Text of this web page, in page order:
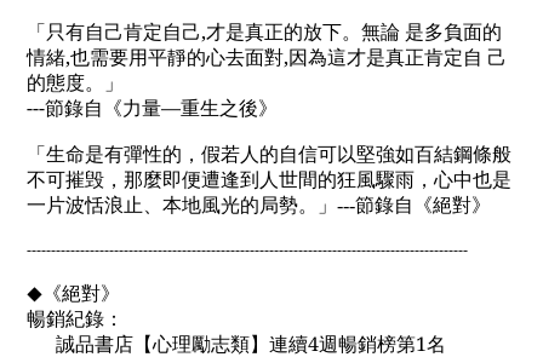
「只有自己肯定自己,才是真正的放下。無論 是多負面的
情緒,也需要用平靜的心去面對,因為這才是真正肯定自 己
的態度。」
---節錄自《力量—重生之後》
「生命是有彈性的，假若人的自信可以堅強如百結鋼條般
不可摧毁，那麼即便遭逢到人世間的狂風驟雨，心中也是
一片波恬浪止、本地風光的局勢。」 ---節錄自《絕對》
-------------------------------------------------------------------------------------------
◆ 《絕對》
暢銷紀錄：
誠品書店【心理勵志類】連續4週暢銷榜第1名